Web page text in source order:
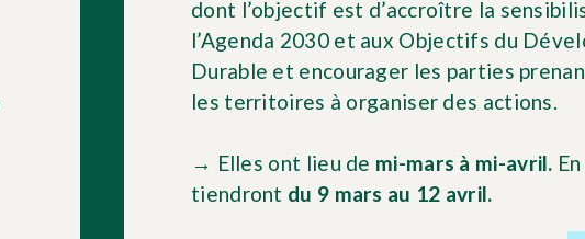
dont l’objectif est d’accroître la
l’Agenda 2030 et aux Objectifs du
Durable et encourager les parties
les territoires à organiser des actions.
→ Elles ont lieu de mi-mars à mi-avril.
tiendront du 9 mars au 12 avril.